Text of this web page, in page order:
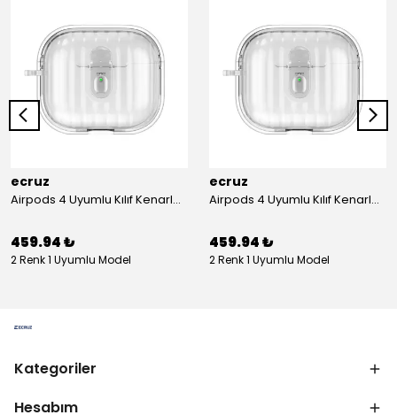
ecruz
Airpods 4 Uyumlu Kılıf Kenarları Renkli Şeffaf Dilimli Silikon Ecruz Airbag 40 Uyumlu Kılıf
459.94 ₺
2 Renk 1 Uyumlu Model
ecruz
Airpods 4 Uyumlu Kılıf Kenarları Renkli Şeffaf Dilimli Silikon Ecruz Airbag 40 Uyumlu Kılıf
459.94 ₺
2 Renk 1 Uyumlu Model
Kategoriler
Hesabım